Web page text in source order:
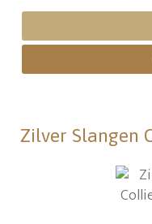
Zilver Slangen